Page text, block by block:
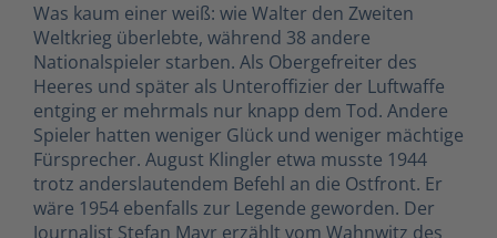
Was kaum einer weiß: wie Walter den Zweiten
Weltkrieg überlebte, während 38 andere
Nationalspieler starben. Als Obergefreiter des
Heeres und später als Unteroffizier der Luftwaffe
entging er mehrmals nur knapp dem Tod. Andere
Spieler hatten weniger Glück und weniger mächtige
Fürsprecher. August Klingler etwa musste 1944
trotz anderslautendem Befehl an die Ostfront. Er
wäre 1954 ebenfalls zur Legende geworden. Der
Journalist Stefan Mayr erzählt vom Wahnwitz des